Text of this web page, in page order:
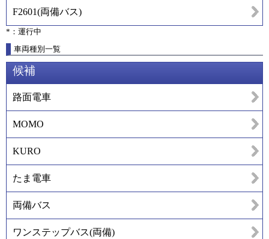
F2601(両備バス)
*：運行中
車両種別一覧
候補
路面電車
MOMO
KURO
たま電車
両備バス
ワンステップバス(両備)